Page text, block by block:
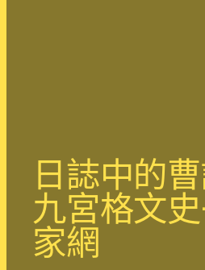
日誌中的
九宮格文
家網